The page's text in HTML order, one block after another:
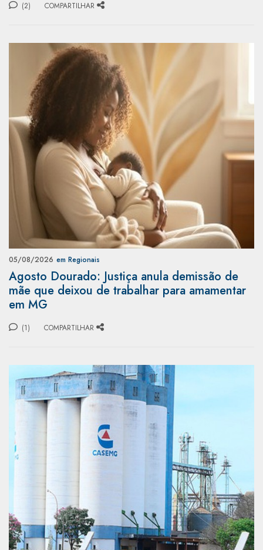
(2) COMPARTILHAR
05/08/2026 em Regionais
Agosto Dourado: Justiça anula demissão de
mãe que deixou de trabalhar para amamentar
em MG
(1) COMPARTILHAR